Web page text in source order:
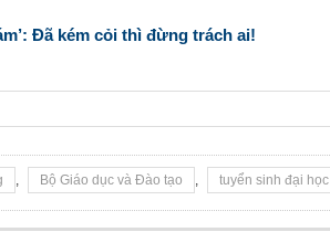
Đã kém cỏi thì đừng trách ai!
, Bộ Giáo dục và Đào tạo , tuyển sinh đại học